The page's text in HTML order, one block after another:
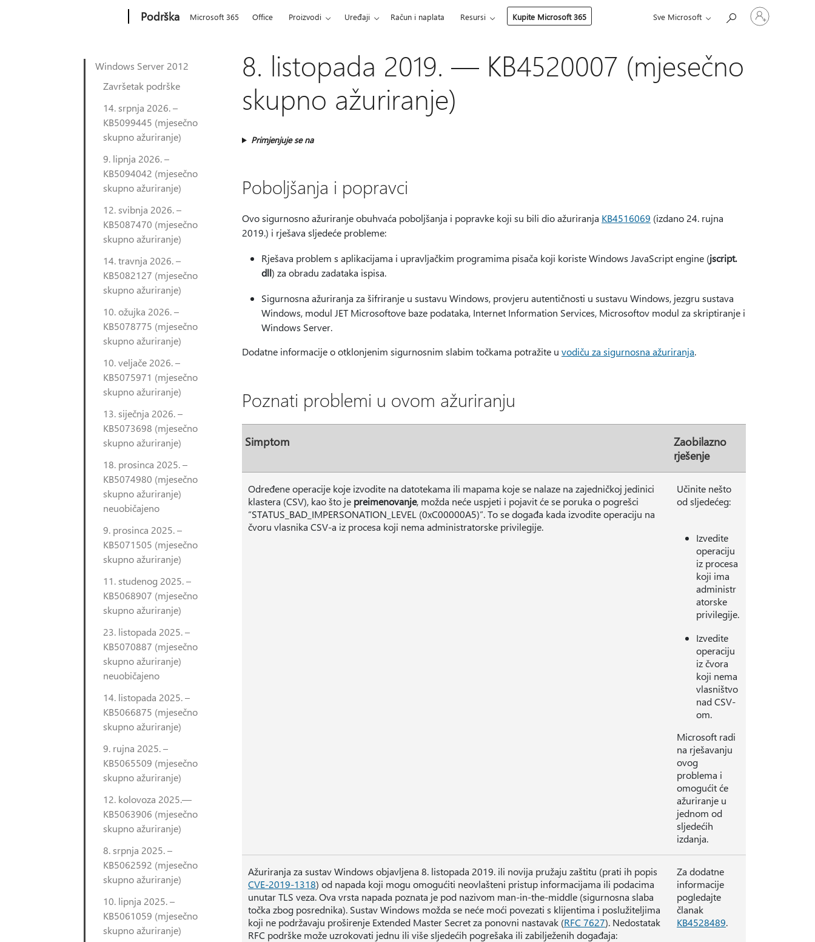
Podrška Microsoft 365 Office Proizvodi Uređaji Račun i naplata Resursi Kupite Microsoft 365 Sve Microsoft
Prijavite
se
Windows Server 2012
Završetak podrške
14. srpnja 2026. –
KB5099445 (mjesečno
skupno ažuriranje)
9. lipnja 2026. –
KB5094042 (mjesečno
skupno ažuriranje)
12. svibnja 2026. –
KB5087470 (mjesečno
skupno ažuriranje)
14. travnja 2026. –
KB5082127 (mjesečno
skupno ažuriranje)
10. ožujka 2026. –
KB5078775 (mjesečno
skupno ažuriranje)
10. veljače 2026. –
KB5075971 (mjesečno
skupno ažuriranje)
13. siječnja 2026. –
KB5073698 (mjesečno
skupno ažuriranje)
18. prosinca 2025. –
KB5074980 (mjesečno
skupno ažuriranje)
neuobičajeno
9. prosinca 2025. –
KB5071505 (mjesečno
skupno ažuriranje)
11. studenog 2025. –
KB5068907 (mjesečno
skupno ažuriranje)
23. listopada 2025. –
KB5070887 (mjesečno
skupno ažuriranje)
neuobičajeno
14. listopada 2025. –
KB5066875 (mjesečno
skupno ažuriranje)
9. rujna 2025. –
KB5065509 (mjesečno
skupno ažuriranje)
12. kolovoza 2025.—
KB5063906 (mjesečno
skupno ažuriranje)
8. srpnja 2025. –
KB5062592 (mjesečno
skupno ažuriranje)
10. lipnja 2025. –
KB5061059 (mjesečno
skupno ažuriranje)
8. listopada 2019. — KB4520007 (mjesečno
skupno ažuriranje)
Primjenjuje se na
Poboljšanja i popravci
Ovo sigurnosno ažuriranje obuhvaća poboljšanja i popravke koji su bili dio ažuriranja KB4516069 (izdano 24. rujna
2019.) i rješava sljedeće probleme:
Rješava problem s aplikacijama i upravljačkim programima pisača koji koriste Windows JavaScript engine (jscript.
dll) za obradu zadataka ispisa.
Sigurnosna ažuriranja za šifriranje u sustavu Windows, provjeru autentičnosti u sustavu Windows, jezgru sustava
Windows, modul JET Microsoftove baze podataka, Internet Information Services, Microsoftov modul za skriptiranje i
Windows Server.
Dodatne informacije o otklonjenim sigurnosnim slabim točkama potražite u vodiču za sigurnosna ažuriranja.
Poznati problemi u ovom ažuriranju
Simptom
Zaobilazno
rješenje
Određene operacije koje izvodite na datotekama ili mapama koje se nalaze na zajedničkoj jedinici
klastera (CSV), kao što je preimenovanje, možda neće uspjeti i pojavit će se poruka o pogrešci
“STATUS_BAD_IMPERSONATION_LEVEL (0xC00000A5)”. To se događa kada izvodite operaciju na
čvoru vlasnika CSV-a iz procesa koji nema administratorske privilegije.
Učinite nešto
od sljedećeg:
Izvedite
operaciju
iz procesa
koji ima
administr
atorske
privilegije.
Izvedite
operaciju
iz čvora
koji nema
vlasništvo
nad CSV-
om.
Microsoft radi
na rješavanju
ovog
problema i
omogućit će
ažuriranje u
jednom od
sljedećih
izdanja.
Ažuriranja za sustav Windows objavljena 8. listopada 2019. ili novija pružaju zaštitu (prati ih popis
CVE-2019-1318) od napada koji mogu omogućiti neovlašteni pristup informacijama ili podacima
unutar TLS veza. Ova vrsta napada poznata je pod nazivom man-in-the-middle (sigurnosna slaba
točka zbog posrednika). Sustav Windows možda se neće moći povezati s klijentima i poslužiteljima
koji ne podržavaju proširenje Extended Master Secret za ponovni nastavak (RFC 7627). Nedostatak
RFC podrške može uzrokovati jednu ili više sljedećih pogrešaka ili zabilježenih događaja:
Za dodatne
informacije
pogledajte
članak
KB4528489.